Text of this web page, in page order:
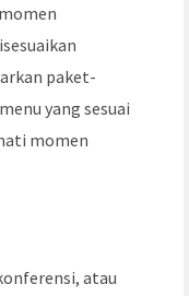
paket-
yang sesuai
momen
atau